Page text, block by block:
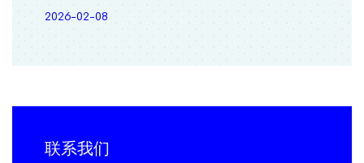
2026-02-08
联系我们